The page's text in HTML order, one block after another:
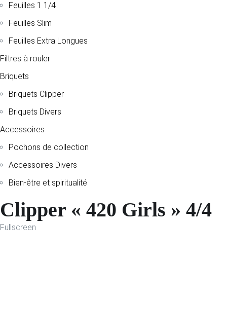
Feuilles 1 1/4
Feuilles Slim
Feuilles Extra Longues
Filtres à rouler
Briquets
Briquets Clipper
Briquets Divers
Accessoires
Pochons de collection
Accessoires Divers
Bien-être et spiritualité
Clipper « 420 Girls » 4/4
Fullscreen